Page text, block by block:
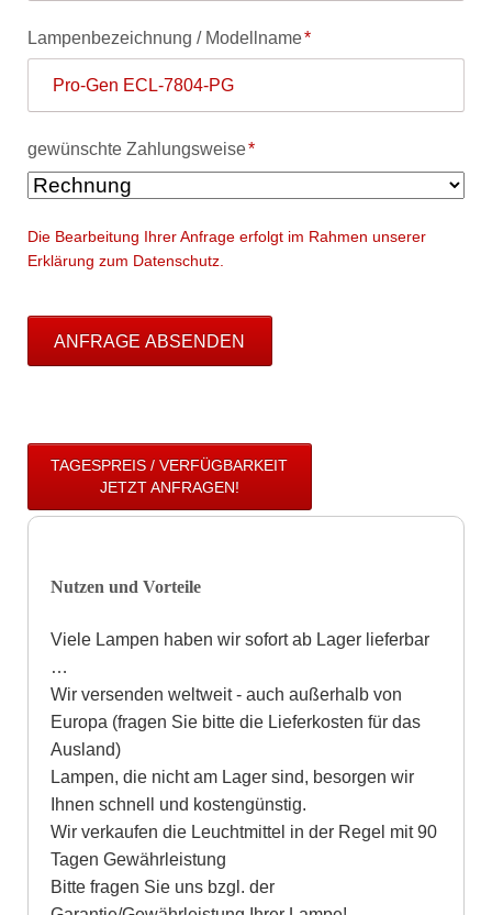
Pflichtfeld
Lampenbezeichnung / Modellname*
Pflichtfeld
gewünschte Zahlungsweise*
Die Bearbeitung Ihrer Anfrage erfolgt im Rahmen unserer
Erklärung zum Datenschutz.
ANFRAGE ABSENDEN
TAGESPREIS / VERFÜGBARKEIT
JETZT ANFRAGEN!
Nutzen und Vorteile
Viele Lampen haben wir sofort ab Lager lieferbar
…
Wir versenden weltweit - auch außerhalb von
Europa (fragen Sie bitte die Lieferkosten für das
Ausland)
Lampen, die nicht am Lager sind, besorgen wir
Ihnen schnell und kostengünstig.
Wir verkaufen die Leuchtmittel in der Regel mit 90
Tagen Gewährleistung
Bitte fragen Sie uns bzgl. der